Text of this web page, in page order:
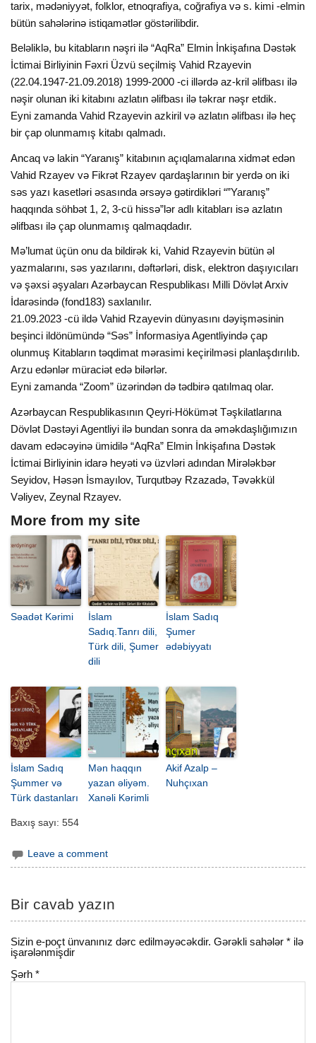
tarix, mədəniyyət, folklor, etnoqrafiya, coğrafiya və s. kimi -elmin
bütün sahələrinə istiqamətlər göstərilibdir.
Beləliklə, bu kitabların nəşri ilə “AqRa” Elmin İnkişafına Dəstək
İctimai Birliyinin Fəxri Üzvü seçilmiş Vahid Rzayevin
(22.04.1947-21.09.2018) 1999-2000 -ci illərdə az-kril əlifbası ilə
nəşir olunan iki kitabını azlatın əlifbası ilə təkrar nəşr etdik.
Eyni zamanda Vahid Rzayevin azkiril və azlatın əlifbası ilə heç
bir çap olunmamış kitabı qalmadı.
Ancaq və lakin “Yaranış” kitabının açıqlamalarına xidmət edən
Vahid Rzayev və Fikrət Rzayev qardaşlarının bir yerdə on iki
səs yazı kasetləri əsasında ərsəyə gətirdikləri “”Yaranış”
haqqında söhbət 1, 2, 3-cü hissə”lər adlı kitabları isə azlatın
əlifbası ilə çap olunmamış qalmaqdadır.
Mə’lumat üçün onu da bildirək ki, Vahid Rzayevin bütün əl
yazmalarını, səs yazılarını, dəftərləri, disk, elektron daşıyıcıları
və şəxsi əşyaları Azərbaycan Respublikası Milli Dövlət Arxiv
İdarəsində (fond183) saxlanılır.
21.09.2023 -cü ildə Vahid Rzayevin dünyasını dəyişməsinin
beşinci ildönümündə “Səs” İnformasiya Agentliyində çap
olunmuş Kitabların təqdimat mərasimi keçirilməsi planlaşdırılıb.
Arzu edənlər müraciət edə bilərlər.
Eyni zamanda “Zoom” üzərindən də tədbirə qatılmaq olar.
Azərbaycan Respublikasının Qeyri-Hökümət Təşkilatlarına
Dövlət Dəstəyi Agentliyi ilə bundan sonra da əməkdaşlığımızın
davam edəcəyinə ümidilə “AqRa” Elmin İnkişafına Dəstək
İctimai Birliyinin idarə heyəti və üzvləri adından Mirələkbər
Seyidov, Həsən İsmayılov, Turqutbəy Rzazadə, Təvəkkül
Vəliyev, Zeynal Rzayev.
More from my site
Səadət Kərimi
İslam
Sadıq.Tanrı dili,
Türk dili, Şumer
dili
İslam Sadıq
Şumer
ədəbiyyatı
İslam Sadıq
Şummer və
Türk dastanları
Mən haqqın
yazan əliyəm.
Xanəli Kərimli
Akif Azalp –
Nuhçıxan
Baxış sayı: 554
Leave a comment
Bir cavab yazın
Sizin e-poçt ünvanınız dərc edilməyəcəkdir. Gərəkli sahələr* ilə
işarələnmişdir
Şərh*